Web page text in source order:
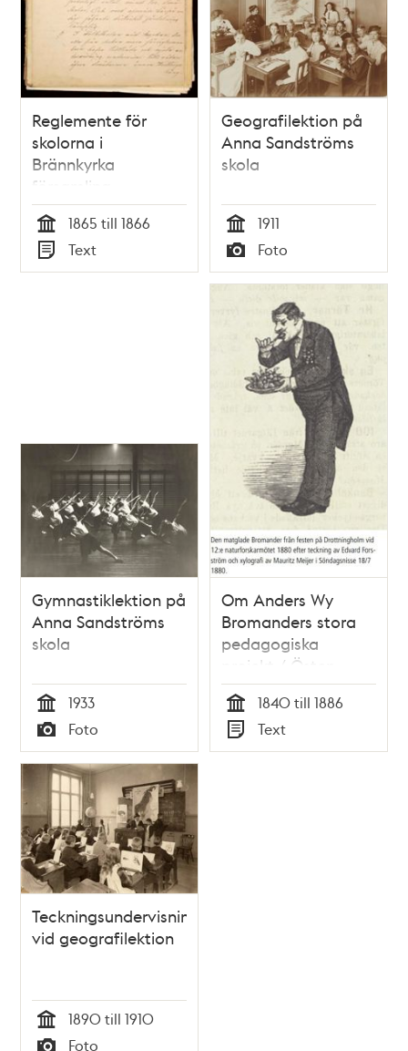
Reglemente för
skolorna i
Brännkyrka
församling
(nuvarande
söderförort),
fastställda 1866
Tid
1865 till 1866
Typ
Text
Geografilektion på
Anna Sandströms
skola
Tid
1911
Typ
Foto
Gymnastiklektion på
Anna Sandströms
skola
Tid
1933
Typ
Foto
Om Anders Wy
Bromanders stora
pedagogiska
projekt / Östen
Hedin
Tid
1840 till 1886
Typ
Text
Teckningsundervisning
vid geografilektion
Tid
1890 till 1910
Foto